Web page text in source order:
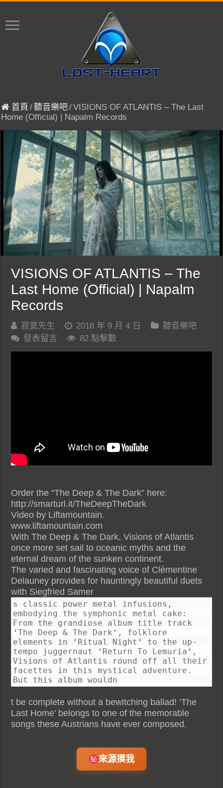
首頁 /聽音樂吧/VISIONS OF ATLANTIS – The Last
Home (Official) | Napalm Records
VISIONS OF ATLANTIS – The
Last Home (Official) | Napalm
Records
寂寞先生 2018 年 9 月 4 日
聽音樂吧
發表留言
82 點擊數
Order the “The Deep & The Dark” here:
http://smarturl.it/TheDeepTheDark
Video by Liftamountain.
www.liftamountain.com
With The Deep & The Dark, Visions of Atlantis
once more set sail to oceanic myths and the
eternal dream of the sunken continent.
The varied and fascinating voice of Clémentine
Delauney provides for hauntingly beautiful duets
with Siegfried Samer
s classic power metal infusions,
embodying the symphonic metal cake:
From the grandiose album title track
‘The Deep & The Dark‘, folklore
elements in ‘Ritual Night‘ to the up-
tempo juggernaut ‘Return To Lemuria‘,
Visions of Atlantis round off all their
facettes in this mystical adventure.
But this album wouldn
t be complete without a bewitching ballad! ‘The
Last Home’ belongs to one of the memorable
songs these Austrians have ever composed.
來源摸我